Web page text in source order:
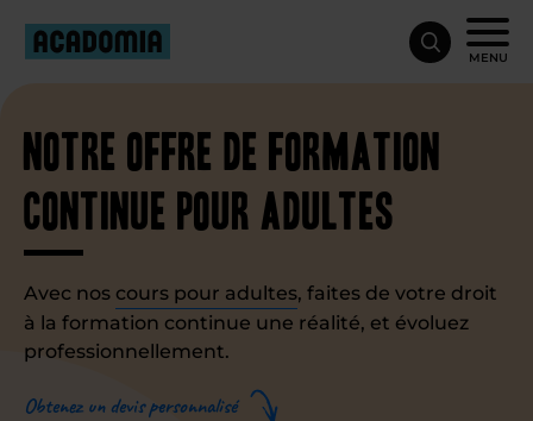
MENU
Notre offre de formation
continue pour adultes
Avec nos cours pour adultes, faites de votre droit
à la formation continue une réalité, et évoluez
professionnellement.
Obtenez un devis personnalisé